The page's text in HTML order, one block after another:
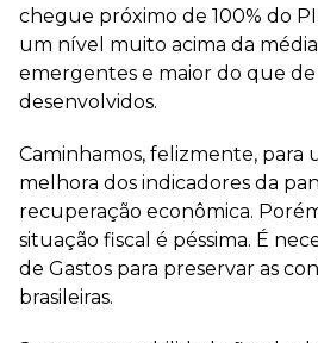
chegue próximo de 100% do
um nível muito acima da
emergentes e maior do que de
desenvolvidos.
Caminhamos, felizmente, para
melhora dos indicadores da
recuperação econômica.
situação fiscal é péssima. É
de Gastos para preservar as
brasileiras.